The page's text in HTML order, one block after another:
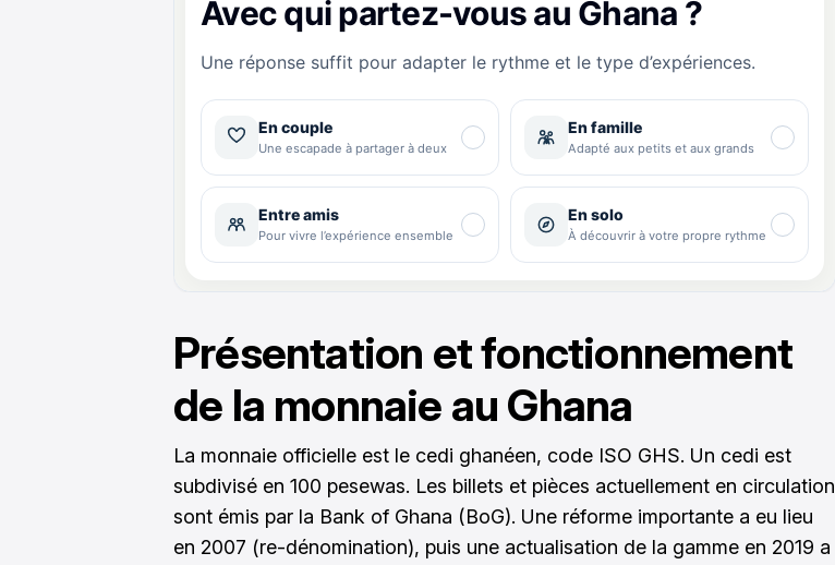
Présentation et fonctionnement
de la monnaie au Ghana
La monnaie officielle est le cedi ghanéen, code ISO GHS. Un cedi est
subdivisé en 100 pesewas. Les billets et pièces actuellement en circulation
sont émis par la Bank of Ghana (BoG). Une réforme importante a eu lieu
en 2007 (re-dénomination), puis une actualisation de la gamme en 2019 a